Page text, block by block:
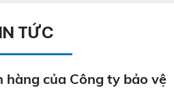
TỨC
hàng của Công ty bảo vệ